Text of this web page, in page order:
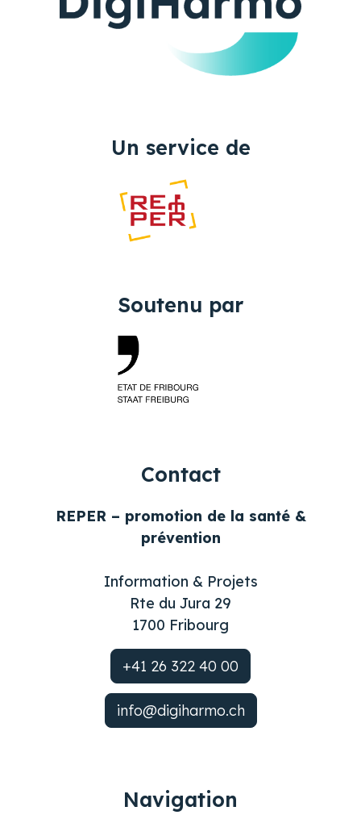
Un service de
Soutenu par
Contact
REPER – promotion de la santé &
prévention
Information & Projets
Rte du Jura 29
1700 Fribourg
+41 26 322 40 00
info@digiharmo.ch
Navigation